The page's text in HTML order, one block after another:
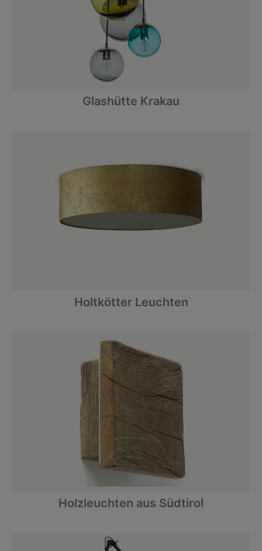
Glashütte Krakau
Holtkötter Leuchten
Holzleuchten aus Südtirol